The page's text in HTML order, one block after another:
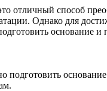
отличный способ
Однако для
основание
подготовить